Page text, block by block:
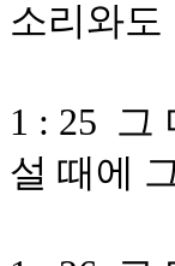
소리와도
1 : 25 그
설 때에